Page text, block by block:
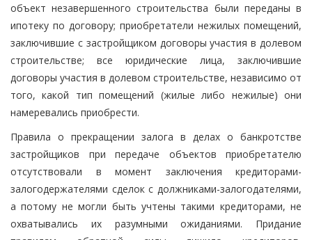
объект незавершенного строительства были переданы в
ипотеку по договору; приобретатели нежилых помещений,
заключившие с застройщиком договоры участия в долевом
строительстве; все юридические лица, заключившие
договоры участия в долевом строительстве, независимо от
того, какой тип помещений (жилые либо нежилые) они
намеревались приобрести.
Правила о прекращении залога в делах о банкротстве
застройщиков при передаче объектов приобретателю
отсутствовали в момент заключения кредиторами-
залогодержателями сделок с должниками-залогодателями,
а потому не могли быть учтены такими кредиторами, не
охватывались их разумными ожиданиями. Придание